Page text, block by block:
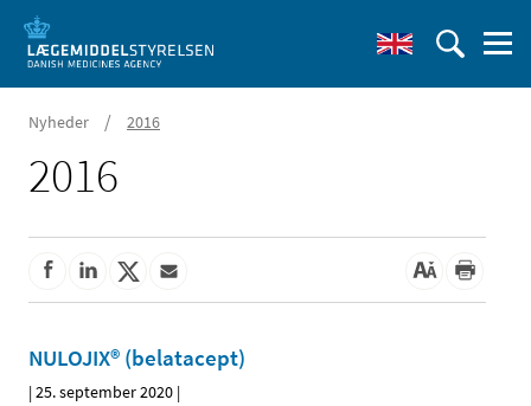
Nyheder / 2016
2016
NULOJIX® (belatacept)
|25. september 2020 |